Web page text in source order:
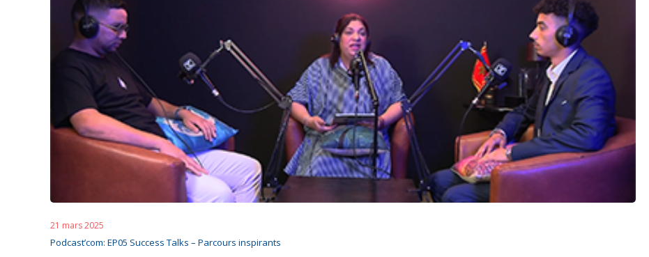
21 mars 2025
Podcast’com: EP05 Success Talks – Parcours inspirants